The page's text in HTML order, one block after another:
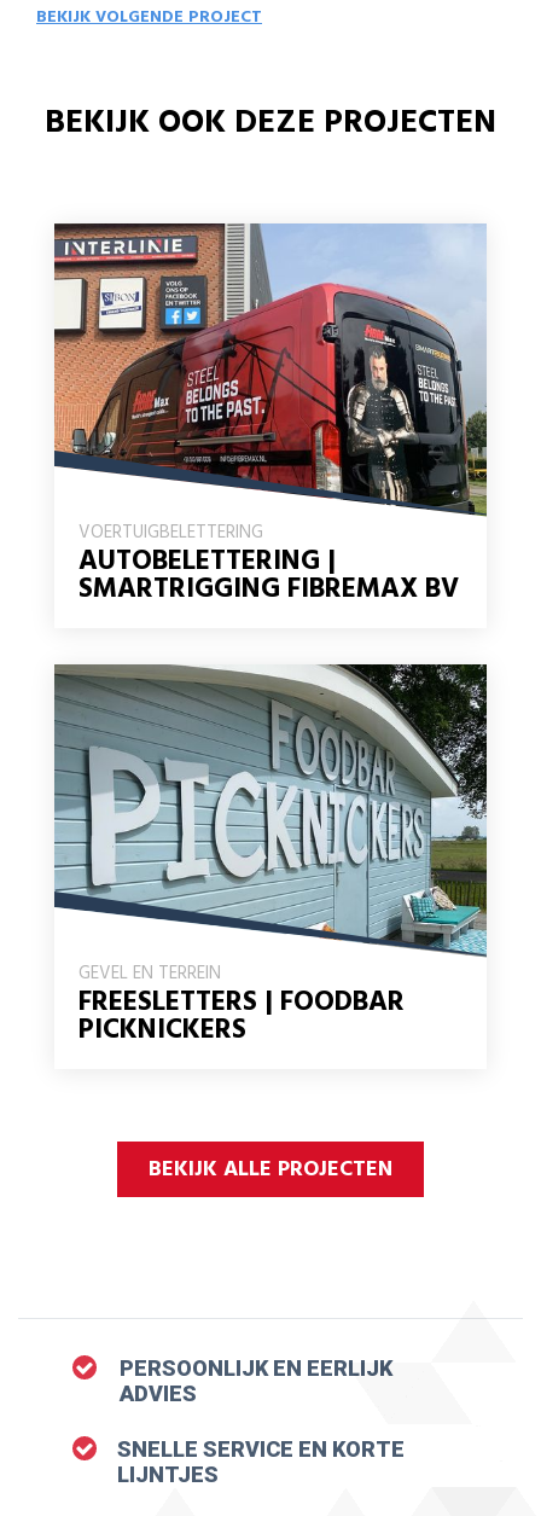
BEKIJK VOLGENDE PROJECT
BEKIJK OOK DEZE PROJECTEN
VOERTUIGBELETTERING
AUTOBELETTERING |
SMARTRIGGING FIBREMAX BV
GEVEL EN TERREIN
FREESLETTERS | FOODBAR
PICKNICKERS
BEKIJK ALLE PROJECTEN
PERSOONLIJK EN EERLIJK
ADVIES
SNELLE SERVICE EN KORTE
LIJNTJES